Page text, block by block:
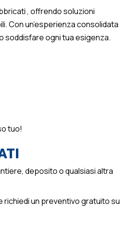
, offrendo soluzioni
Con un’esperienza consolidata
soddisfare ogni tua esigenza.
tuo!
deposito o qualsiasi altra
richiedi un preventivo gratuito su